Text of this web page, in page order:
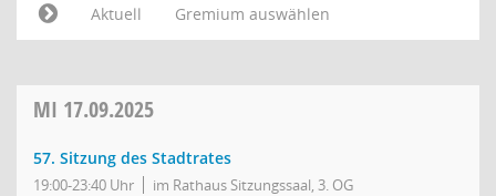
Aktuell
Gremium auswählen
MI 17.09.2025
57. Sitzung des Stadtrates
19:00-23:40 Uhr im Rathaus Sitzungssaal, 3. OG